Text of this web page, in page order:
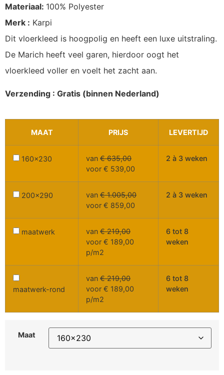
Materiaal: 100% Polyester
Merk : Karpi
Dit vloerkleed is hoogpolig en heeft een luxe uitstraling.
De Marich heeft veel garen, hierdoor oogt het
vloerkleed voller en voelt het zacht aan.
Verzending : Gratis (binnen Nederland)
MAAT PRIJS LEVERTIJD
160x230 van €635,00
voor € 539,00
2 à 3 weken
200x290 van €1.005,00
voor € 859,00
2 à 3 weken
maatwerk van €219,00
voor € 189,00
p/m2
6 tot 8
weken
maatwerk-rond
van €219,00
voor € 189,00
p/m2
6 tot 8
weken
Maat